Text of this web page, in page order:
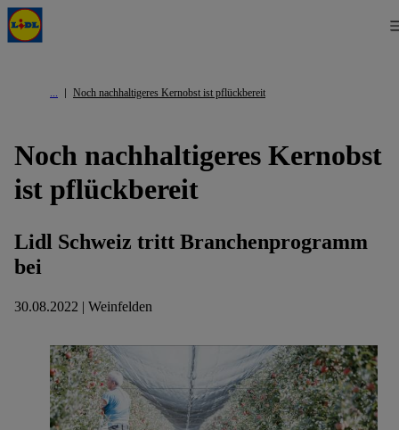
Noch nachhaltigeres Kernobst ist pflückbereit
Noch nachhaltigeres Kernobst
ist pflückbereit
Lidl Schweiz tritt Branchenprogramm
bei
30.08.2022 | Weinfelden